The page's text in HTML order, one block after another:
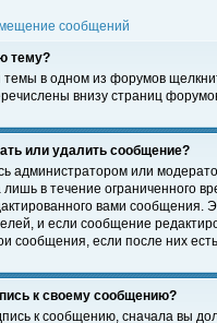
сообщений
тему?
в одном из форумов
внизу страниц
или удалить сообщение?
администратором или
в течение ограниченного
вами сообщения.
и если сообщение
сообщения, если после них
к своему сообщению?
к сообщению, сначала вы